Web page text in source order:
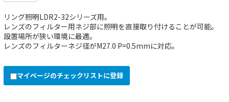
リング照明LDR2-32シリーズ用。
レンズのフィルター用ネジ部に照明を直接取り付けることが可能。
設置場所が狭い環境に最適。
レンズのフィルターネジ径がM27.0 P=0.5mmに対応。
マイページのチェックリストに登録